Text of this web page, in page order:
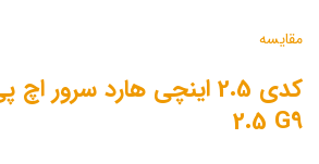
مقایسه
2.5 G9